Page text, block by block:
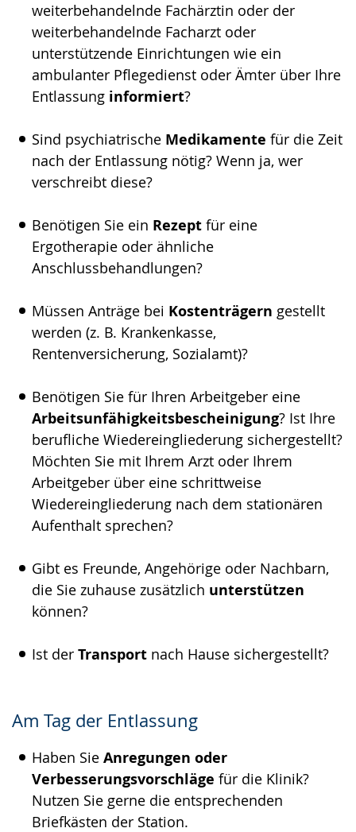
weiterbehandelnde Fachärztin oder der
weiterbehandelnde Facharzt oder
unterstützende Einrichtungen wie ein
ambulanter Pflegedienst oder Ämter über Ihre
Entlassung informiert?
Sind psychiatrische Medikamente für die Zeit
nach der Entlassung nötig? Wenn ja, wer
verschreibt diese?
Benötigen Sie ein Rezept für eine
Ergotherapie oder ähnliche
Anschlussbehandlungen?
Müssen Anträge bei Kostenträgern gestellt
werden (z. B. Krankenkasse,
Rentenversicherung, Sozialamt)?
Benötigen Sie für Ihren Arbeitgeber eine
Arbeitsunfähigkeitsbescheinigung? Ist Ihre
berufliche Wiedereingliederung sichergestellt?
Möchten Sie mit Ihrem Arzt oder Ihrem
Arbeitgeber über eine schrittweise
Wiedereingliederung nach dem stationären
Aufenthalt sprechen?
Gibt es Freunde, Angehörige oder Nachbarn,
die Sie zuhause zusätzlich unterstützen
können?
Ist der Transport nach Hause sichergestellt?
Am Tag der Entlassung
Haben Sie Anregungen oder
Verbesserungsvorschläge für die Klinik?
Nutzen Sie gerne die entsprechenden
Briefkästen der Station.